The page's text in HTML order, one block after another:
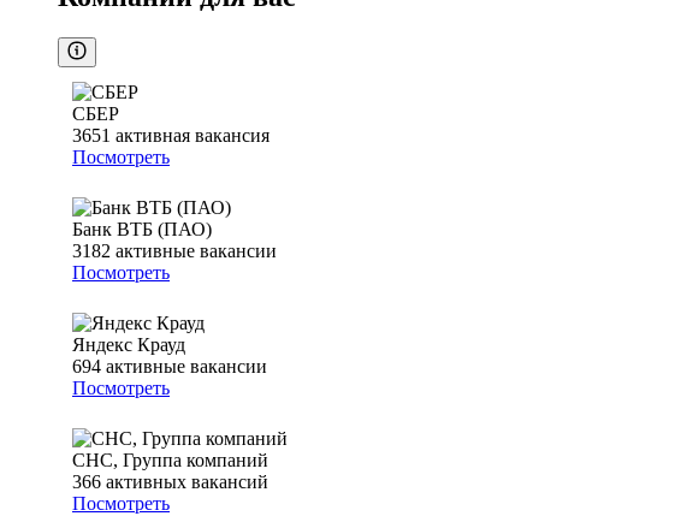
СБЕР
3651 активная вакансия
Посмотреть
Банк ВТБ (ПАО)
3182 активные вакансии
Посмотреть
Яндекс Крауд
694 активные вакансии
Посмотреть
СНС, Группа компаний
366 активных вакансий
Посмотреть